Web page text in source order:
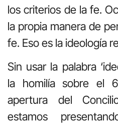
los criterios de la fe.
la propia manera de
fe. Eso es la ideología
Sin usar la palabra
la homilía sobre el
apertura del
estamos